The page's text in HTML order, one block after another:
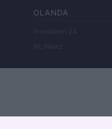
OLANDA
Investeren 24
NL Newz